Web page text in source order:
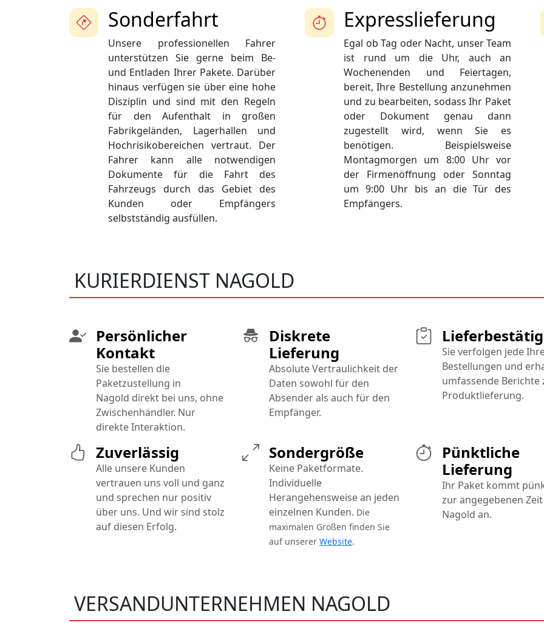
Sonderfahrt
Unsere professionellen Fahrer
unterstützen Sie gerne beim Be-
und Entladen Ihrer Pakete. Darüber
hinaus verfügen sie über eine hohe
Disziplin und sind mit den Regeln
für den Aufenthalt in großen
Fabrikgeländen, Lagerhallen und
Hochrisikobereichen vertraut. Der
Fahrer kann alle notwendigen
Dokumente für die Fahrt des
Fahrzeugs durch das Gebiet des
Kunden oder Empfängers
selbstständig ausfüllen.
Expresslieferung
Egal ob Tag oder Nacht, unser Team
ist rund um die Uhr, auch an
Wochenenden und Feiertagen,
bereit, Ihre Bestellung anzunehmen
und zu bearbeiten, sodass Ihr Paket
oder Dokument genau dann
zugestellt wird, wenn Sie es
benötigen. Beispielsweise
Montagmorgen um 8:00 Uhr vor
der Firmenöffnung oder Sonntag
um 9:00 Uhr bis an die Tür des
Empfängers.
KURIERDIENST NAGOLD
Pünktliche
Lieferung
Ihr Paket kommt
zur angegebenen
Nagold an.
Diskrete
Lieferung
Absolute Vertraulichkeit der
Daten sowohl für den
Absender als auch für den
Empfänger.
Persönlicher
Kontakt
Sie bestellen die
Paketzustellung in
Nagold direkt bei uns, ohne
Zwischenhändler. Nur
direkte Interaktion.
Sondergröße
Keine Paketformate.
Individuelle
Herangehensweise an jeden
einzelnen Kunden. Die
maximalen Größen finden Sie
auf unserer Website.
Sie verfolgen jede
Bestellungen und
umfassende Berichte
Produktlieferung.
Zuverlässig
Alle unsere Kunden
vertrauen uns voll und ganz
und sprechen nur positiv
über uns. Und wir sind stolz
auf diesen Erfolg.
VERSANDUNTERNEHMEN NAGOLD